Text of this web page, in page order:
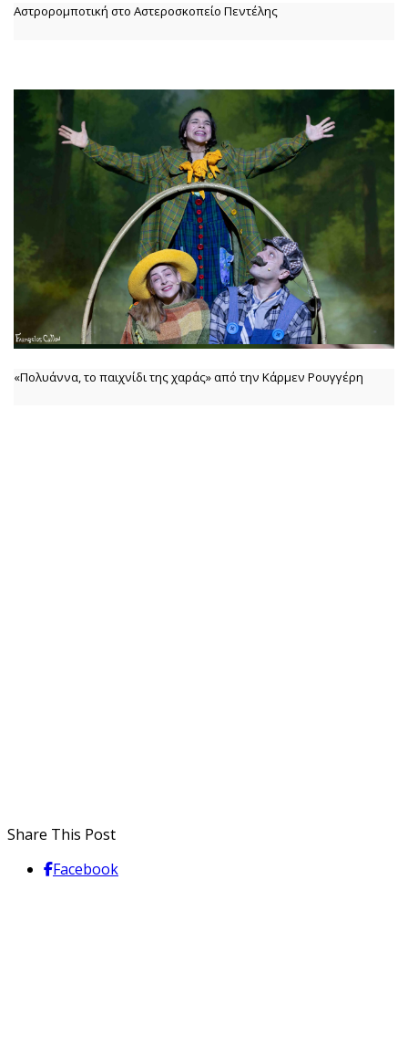
Αστρορομποτική στο Αστεροσκοπείο Πεντέλης
«Πολυάννα, το παιχνίδι της χαράς» από την Κάρμεν Ρουγγέρη
Share This Post
Facebook